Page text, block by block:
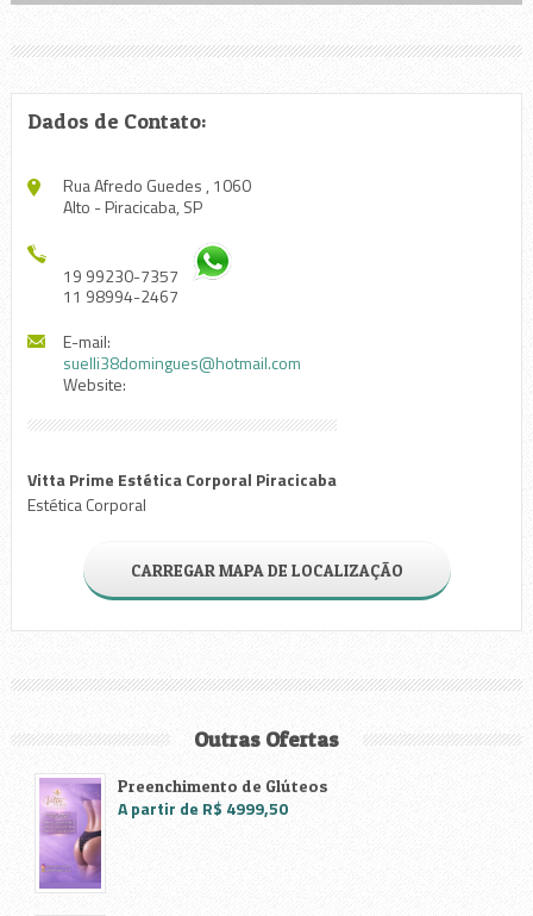
Dados de Contato:
Rua Afredo Guedes , 1060
Alto - Piracicaba, SP
19 99230-7357
11 98994-2467
E-mail:
suelli38domingues@hotmail.com
Website:
Vitta Prime Estética Corporal Piracicaba
Estética Corporal
CARREGAR MAPA DE LOCALIZAÇÃO
Outras Ofertas
Preenchimento de Glúteos
A partir de R$ 4999,50